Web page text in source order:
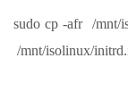
sudo cp -afr /mnt/
/mnt/isolinux/